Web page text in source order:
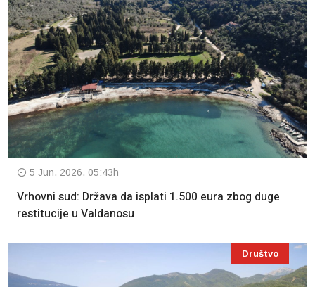
5 Jun, 2026. 05:43h
Vrhovni sud: Država da isplati 1.500 eura zbog duge
restitucije u Valdanosu
Društvo